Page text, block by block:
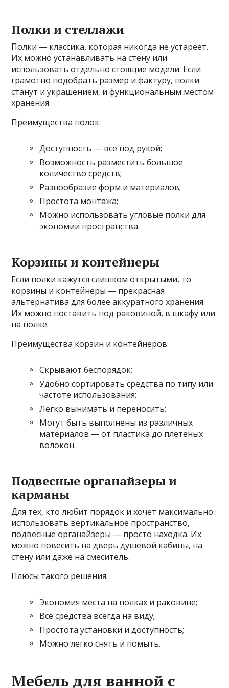
Полки и стеллажи
Полки — классика, которая никогда не устареет.
Их можно устанавливать на стену или
использовать отдельно стоящие модели. Если
грамотно подобрать размер и фактуру, полки
станут и украшением, и функциональным местом
хранения.
Преимущества полок:
Доступность — все под рукой;
Возможность разместить большое
количество средств;
Разнообразие форм и материалов;
Простота монтажа;
Можно использовать угловые полки для
экономии пространства.
Корзины и контейнеры
Если полки кажутся слишком открытыми, то
корзины и контейнеры — прекрасная
альтернатива для более аккуратного хранения.
Их можно поставить под раковиной, в шкафу или
на полке.
Преимущества корзин и контейнеров:
Скрывают беспорядок;
Удобно сортировать средства по типу или
частоте использования;
Легко вынимать и переносить;
Могут быть выполнены из различных
материалов — от пластика до плетеных
волокон.
Подвесные органайзеры и
карманы
Для тех, кто любит порядок и хочет максимально
использовать вертикальное пространство,
подвесные органайзеры — просто находка. Их
можно повесить на дверь душевой кабины, на
стену или даже на смеситель.
Плюсы такого решения:
Экономия места на полках и раковине;
Все средства всегда на виду;
Простота установки и доступность;
Можно легко снять и помыть.
Мебель для ванной с